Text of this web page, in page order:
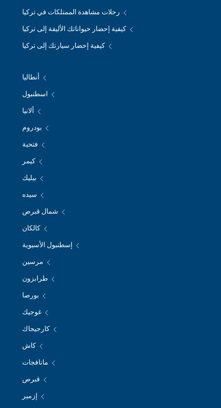
رحلات مشاهدة الممتلكات في تركيا
كيفية إحضار حيواناتك الأليفة إلى تركيا
كيفية إحضار سيارتك إلى تركيا
أنطاليا
اسطنبول
ألانيا
بودروم
فتحية
كيمر
بيليك
سيده
شمال قبرص
كالكان
إسطنبول الأسيوية
مرسين
طرابزون
بورصا
غوجيك
كارجيجاك
كاش
مانافجات
قبرص
إزمير